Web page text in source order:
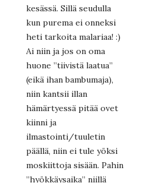
kesässä. Sillä seudulla
kun purema ei onneksi
heti tarkoita malariaa! :)
Ai niin ja jos on oma
huone ”tiivistä laatua”
(eikä ihan bambumaja),
niin kantsii illan
hämärtyessä pitää ovet
kiinni ja
ilmastointi/tuuletin
päällä, niin ei tule yöksi
moskiittoja sisään. Pahin
”hyökkäysaika” niillä